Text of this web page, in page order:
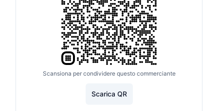
Scansiona per condividere questo commerciante
Scarica QR